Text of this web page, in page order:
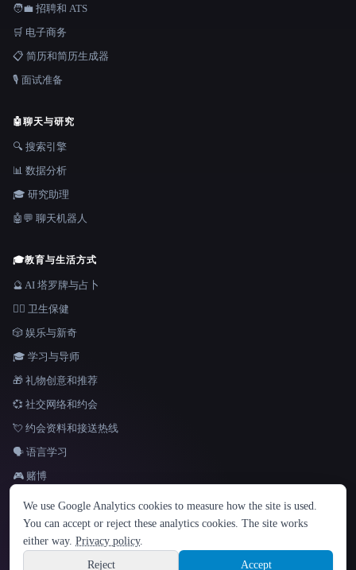
语言
English español Français Русский 简体中文
Hindi
🧑‍💼 招聘和 ATS
🛒 电子商务
📋 简历和简历生成器
🎙️ 面试准备
🤖聊天与研究
🔍 搜索引擎
📊 数据分析
🎓 研究助理
🤖💬 聊天机器人
🎓教育与生活方式
🔮 AI 塔罗牌与占卜
👩‍⚕️ 卫生保健
🎲 娱乐与新奇
🎓 学习与导师
🎁 礼物创意和推荐
💞 社交网络和约会
💘 约会资料和接送热线
🗣️ 语言学习
🎮 赌博
Site information
© 2026 That AI Collection. 保留所有权利。
Built with Metatron ★
We use Google Analytics cookies to measure how the site is used.
You can accept or reject these analytics cookies. The site works
either way. Privacy policy.
Reject
Accept